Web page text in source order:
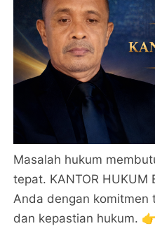
Masalah hukum
tepat. KANTOR HUKUM
Anda dengan komitmen
dan kepastian hukum.